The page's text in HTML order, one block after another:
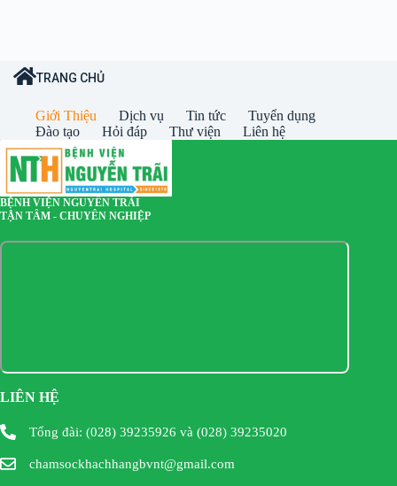
TRANG CHỦ
Giới Thiệu Dịch vụ Tin tức
Tuyển dụng
Đào tạo
Hỏi đáp Thư viện Liên hệ
BỆNH VIỆN NGUYỄN TRÃI
TẬN TÂM - CHUYÊN NGHIỆP
LIÊN HỆ
Tổng đài: (028) 39235926 và (028) 39235020
chamsockhachhangbvnt@gmail.com